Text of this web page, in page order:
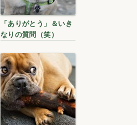
「ありがとう」＆いき
なりの質問（笑）